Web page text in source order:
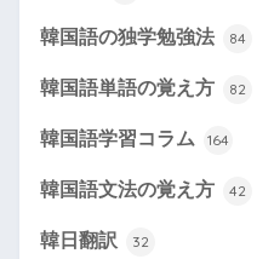
韓国語の独学勉強法 84
韓国語単語の覚え方 82
韓国語学習コラム 164
韓国語文法の覚え方 42
韓日翻訳 32